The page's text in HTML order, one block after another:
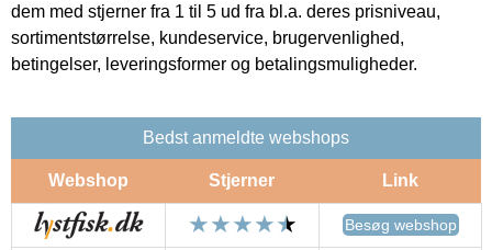
dem med stjerner fra 1 til 5 ud fra bl.a. deres prisniveau,
sortimentstørrelse, kundeservice, brugervenlighed,
betingelser, leveringsformer og betalingsmuligheder.
Bedst anmeldte webshops
Webshop Stjerner Link
Besøg webshop